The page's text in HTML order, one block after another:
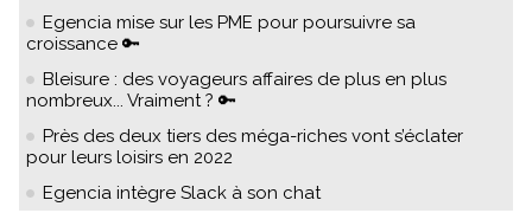
Egencia mise sur les PME pour poursuivre sa
croissance 🔑
Bleisure : des voyageurs affaires de plus en plus
nombreux... Vraiment ? 🔑
Près des deux tiers des méga-riches vont s’éclater
pour leurs loisirs en 2022
Egencia intègre Slack à son chat